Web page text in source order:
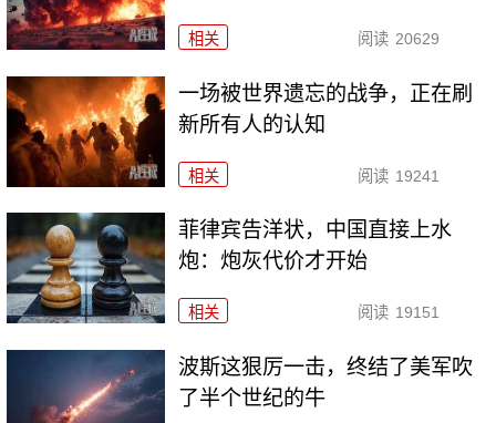
相关 阅读 20629
一场被世界遗忘的战争，正在刷
新所有人的认知
相关 阅读 19241
菲律宾告洋状，中国直接上水
炮：炮灰代价才开始
相关 阅读 19151
波斯这狠厉一击，终结了美军吹
了半个世纪的牛